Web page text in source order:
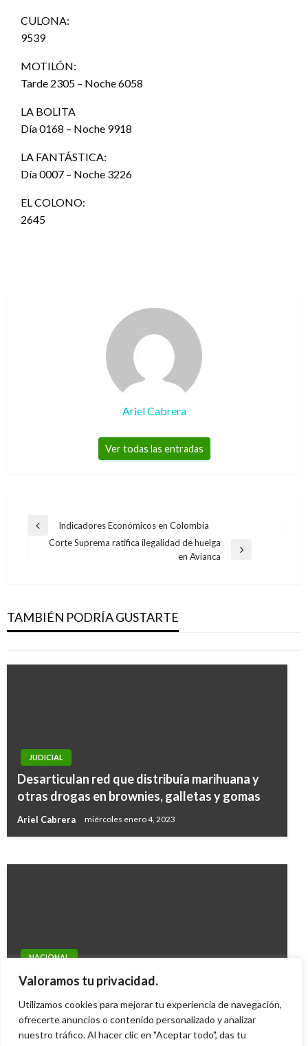
Valoramos tu privacidad.
Utilizamos cookies para mejorar tu experiencia de navegación,
ofrecerte anuncios o contenido personalizado y analizar
nuestro tráfico. Al hacer clic en "Aceptar todo", das tu
CULONA:
9539
MOTILÓN:
Tarde 2305 – Noche 6058
LA BOLITA
Día 0168 – Noche 9918
LA FANTÁSTICA:
Día 0007 – Noche 3226
EL COLONO:
2645
Ariel Cabrera
Ver todas las entradas
Navegación
Entrada
anterior
Indicadores Económicos en Colombia
Corte Suprema ratifica ilegalidad de huelga
en Avianca
TAMBIÉN PODRÍA GUSTARTE
demandada ante el Consejo de Estado
Manuel Reyes Beltran miércoles agosto 31, 2016
JUDICIAL
Desarticulan red que distribuía marihuana y
otras drogas en brownies, galletas y gomas
Ariel Cabrera miércoles enero 4, 2023
Expulsaron de Colombia a sueco que
NACIONAL
Colombia acumula cuatro oros en el Mundial
Kevin Felipe Herrera Carrión lunes agosto 28, 2023